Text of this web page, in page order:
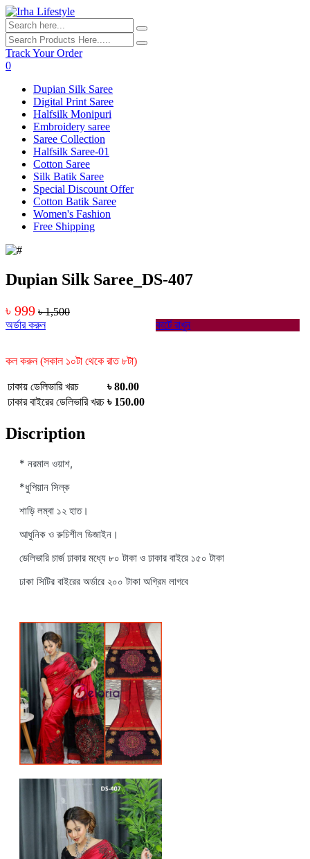
Track Your Order
0
Dupian Silk Saree
Digital Print Saree
Halfsilk Monipuri
Embroidery saree
Saree Collection
Halfsilk Saree-01
Cotton Saree
Silk Batik Saree
Special Discount Offer
Cotton Batik Saree
Women's Fashion
Free Shipping
Dupian Silk Saree_DS-407
৳ 999 ৳ 1,500
অর্ডার করুন
কার্টে রাখুন
কল করুন (সকাল ১০টা থেকে রাত ৮টা)
ঢাকায় ডেলিভারি খরচ
৳ 80.00
ঢাকার বাইরের ডেলিভারি খরচ ৳ 150.00
Discription
* নরমাল ওয়াশ,
*ধুপিয়ান সিল্ক
শাড়ি লম্বা ১২ হাত।
আধুনিক ও রুচিশীল ডিজাইন।
ডেলিভারি চার্জ ঢাকার মধ্যে ৮০ টাকা ও ঢাকার বাইরে ১৫০ টাকা
ঢাকা সিটির বাইরের অর্ডারে ২০০ টাকা অগ্রিম লাগবে